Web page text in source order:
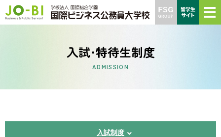
入試・特待生制度
ADMISSION
入試制度